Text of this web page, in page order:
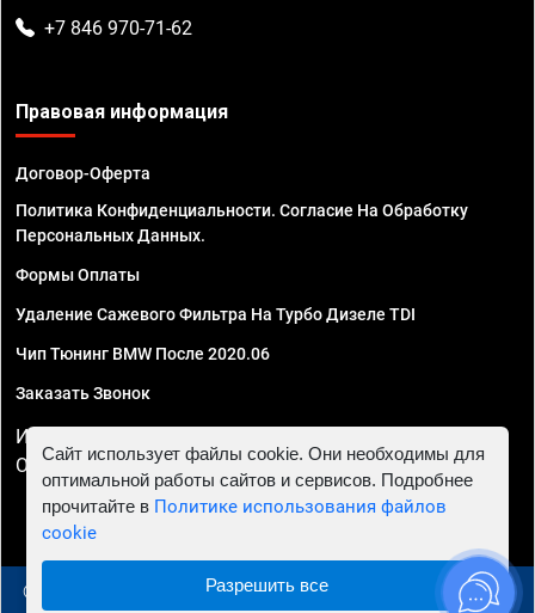
+7 846 970-71-62
Правовая информация
Договор-Оферта
Политика Конфиденциальности. Согласие На Обработку
Персональных Данных.
Формы Оплаты
Удаление Сажевого Фильтра На Турбо Дизеле TDI
Чип Тюнинг BMW После 2020.06
Заказать Звонок
ИП Смирнов Георгий Павлович. ИНН 781302555843,
ОГРНИП 324470400032610
© 2010 - 2026 Чип тюнинг в Самаре - Автосервис "Евро
Сайт использует файлы cookie. Они необходимы для
оптимальной работы сайтов и сервисов. Подробнее
прочитайте в Политике использования файлов
cookie
Разрешить все